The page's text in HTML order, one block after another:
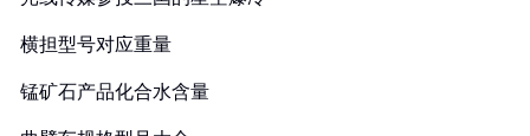
横担型号对应重量
锰矿石产品化合水含量